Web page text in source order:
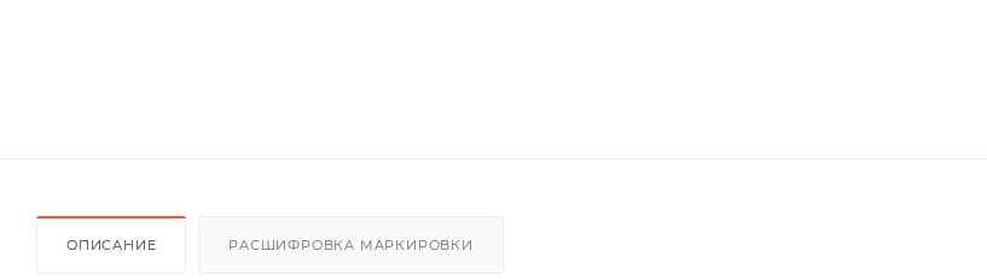
ОПИСАНИЕ РАСШИФРОВКА МАРКИРОВКИ